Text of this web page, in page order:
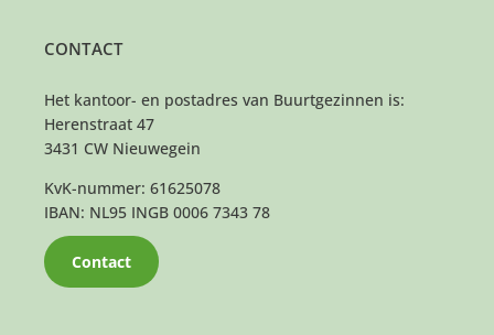
CONTACT
Het kantoor- en postadres van Buurtgezinnen is:
Herenstraat 47
3431 CW Nieuwegein
KvK-nummer: 61625078
IBAN: NL95 INGB 0006 7343 78
Contact